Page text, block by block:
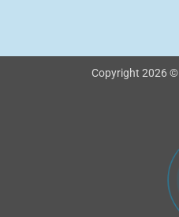
Copyright 2026 ©